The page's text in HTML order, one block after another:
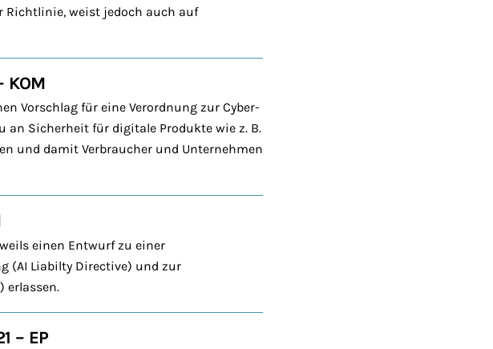
Richtlinie, weist jedoch auch auf
KOM
Vorschlag für eine Verordnung zur Cyber-
Sicherheit für digitale Produkte wie z. B.
und damit Verbraucher und Unternehmen
einen Entwurf zu einer
(AI Liabilty Directive) und zur
erlassen.
– EP